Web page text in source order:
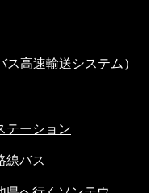
高速輸送システム）
テーション
線バス